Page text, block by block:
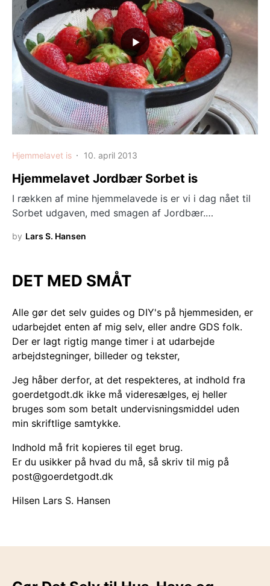
Hjemmelavet is 10. april 2013
Hjemmelavet Jordbær Sorbet is
I rækken af mine hjemmelavede is er vi i dag nået til
Sorbet udgaven, med smagen af Jordbær.…
by Lars S. Hansen
DET MED SMÅT
Alle gør det selv guides og DIY's på hjemmesiden, er
udarbejdet enten af mig selv, eller andre GDS folk.
Der er lagt rigtig mange timer i at udarbejde
arbejdstegninger, billeder og tekster,
Jeg håber derfor, at det respekteres, at indhold fra
goerdetgodt.dk ikke må videresælges, ej heller
bruges som som betalt undervisningsmiddel uden
min skriftlige samtykke.
Indhold må frit kopieres til eget brug.
Er du usikker på hvad du må, så skriv til mig på
post@goerdetgodt.dk
Hilsen Lars S. Hansen